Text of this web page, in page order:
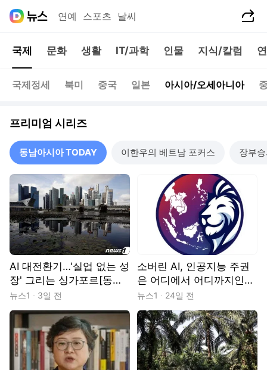
연예 스포츠 날씨
국제 문화 생활 IT/과학 인물 지식/칼럼
국제정세 북미 중국 일본 아시아/오세아니아
프리미엄 시리즈
동남아시아 TODAY 이한우의 베트남 포커스 장부
AI 대전환기…'실업 없는 성
장' 그리는 싱가포르[동남
아시아 TODAY]
뉴스1 3일 전
소버린 AI, 인공지능 주권
은 어디에서 어디까지인가
[동남아시아 TODAY]
뉴스1 24일 전